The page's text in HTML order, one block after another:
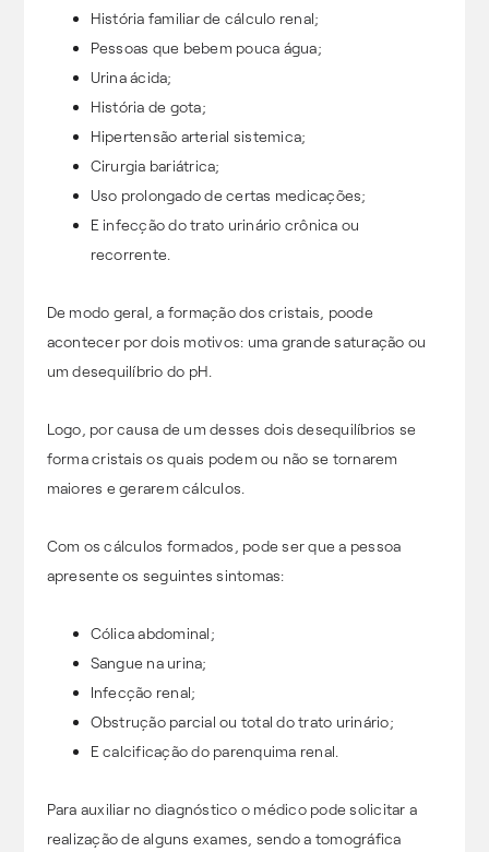
História familiar de cálculo renal;
Pessoas que bebem pouca água;
Urina ácida;
História de gota;
Hipertensão arterial sistemica;
Cirurgia bariátrica;
Uso prolongado de certas medicações;
E infecção do trato urinário crônica ou
recorrente.
De modo geral, a formação dos cristais, poode
acontecer por dois motivos: uma grande saturação ou
um desequilíbrio do pH.
Logo, por causa de um desses dois desequilíbrios se
forma cristais os quais podem ou não se tornarem
maiores e gerarem cálculos.
Com os cálculos formados, pode ser que a pessoa
apresente os seguintes sintomas:
Cólica abdominal;
Sangue na urina;
Infecção renal;
Obstrução parcial ou total do trato urinário;
E calcificação do parenquima renal.
Para auxiliar no diagnóstico o médico pode solicitar a
realização de alguns exames, sendo a tomográfica